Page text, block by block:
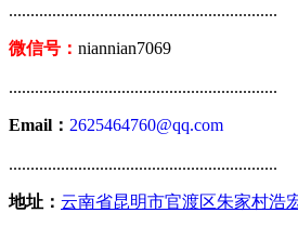
..............................................................
微信号： niannian7069
..............................................................
Email： 2625464760@qq.com
..............................................................
地址： 云南省昆明市官渡区朱家村浩